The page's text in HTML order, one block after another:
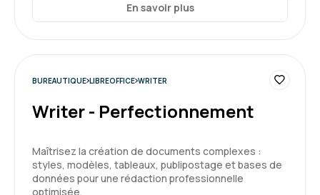
Formation : Calc - Perfectionnement
En savoir plus
BUREAUTIQUE LIBREOFFICE WRITER
Writer - Perfectionnement
Maîtrisez la création de documents complexes :
styles, modèles, tableaux, publipostage et bases de
données pour une rédaction professionnelle
optimisée.